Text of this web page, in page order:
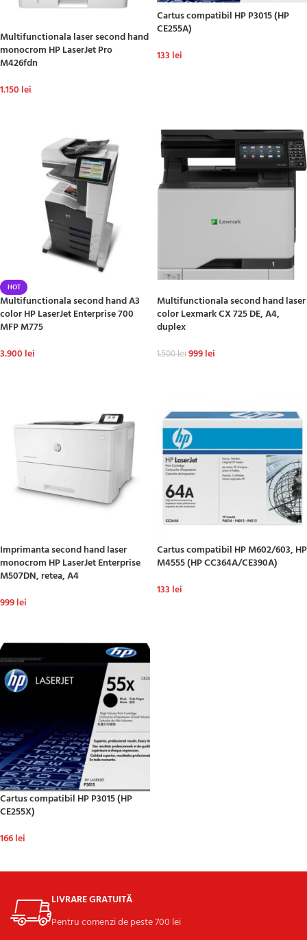
Multifunctionala laser second hand
monocrom HP LaserJet Pro
M426fdn
1.150 lei
Cartus compatibil HP P3015 (HP
CE255A)
133 lei
HOT
Multifunctionala second hand A3
color HP LaserJet Enterprise 700
MFP M775
3.900 lei
Multifunctionala second hand laser
color Lexmark CX 725 DE, A4,
duplex
1.500lei999lei
Imprimanta second hand laser
monocrom HP LaserJet Enterprise
M507DN, retea, A4
999lei
Cartus compatibil HP M602/603, HP
M4555 (HP CC364A/CE390A)
133 lei
Cartus compatibil HP P3015 (HP
CE255X)
166lei
LIVRARE GRATUITĂ
Pentru comenzi de peste 700 lei